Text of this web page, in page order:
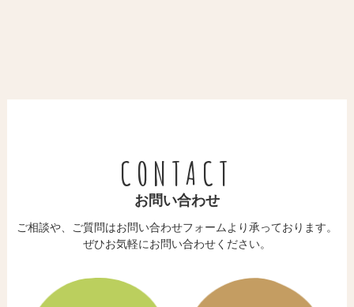
CONTACT
お問い合わせ
ご相談や、ご質問はお問い合わせフォームより承っております。
​​​​​​​ぜひお気軽にお問い合わせください。